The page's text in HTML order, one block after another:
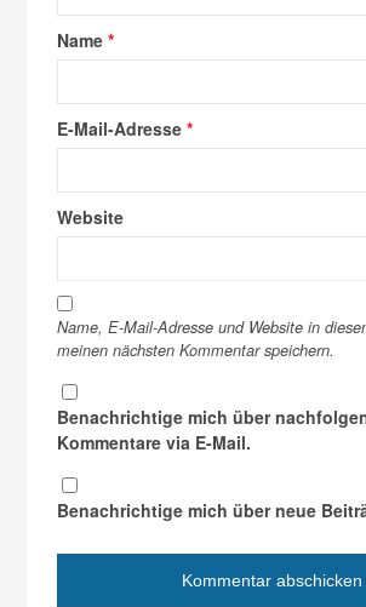
Name*
E-Mail-Adresse*
Website
Name, E-Mail-Adresse und Website in
meinen nächsten Kommentar speichern.
Benachrichtige mich über
Kommentare via E-Mail.
Benachrichtige mich über neue